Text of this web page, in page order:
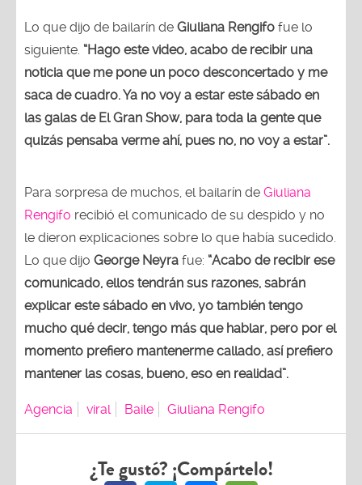
Lo que dijo de bailarín de Giuliana Rengifo fue lo
siguiente. “Hago este video, acabo de recibir una
noticia que me pone un poco desconcertado y me
saca de cuadro. Ya no voy a estar este sábado en
las galas de El Gran Show, para toda la gente que
quizás pensaba verme ahí, pues no, no voy a estar”.
Para sorpresa de muchos, el bailarín de Giuliana
Rengifo recibió el comunicado de su despido y no
le dieron explicaciones sobre lo que había sucedido.
Lo que dijo George Neyra fue: “Acabo de recibir ese
comunicado, ellos tendrán sus razones, sabrán
explicar este sábado en vivo, yo también tengo
mucho qué decir, tengo más que hablar, pero por el
momento prefiero mantenerme callado, así prefiero
mantener las cosas, bueno, eso en realidad”.
Agencia viral Baile Giuliana Rengifo
¿Te gustó? ¡Compártelo!